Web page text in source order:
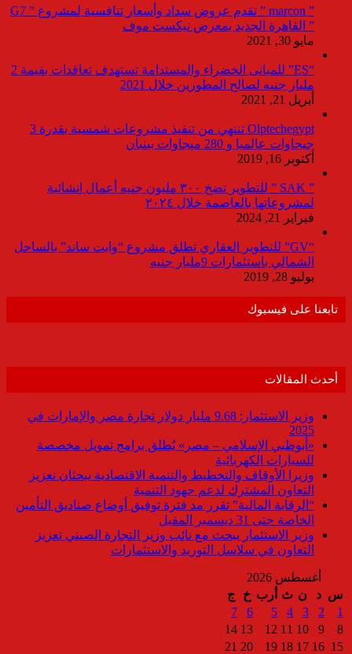
” marcon ” تقدم عروض سداد وأسعار تنافسية لمشروع ” G7
” القاهرة الجديد بمعرض نيكست موف
مايو 30, 2021
“ES” للمبانى الخضراء والمستدامة تستهدف تعاقدات بقيمة 2
مليار جنيه لصالح المطورين خلال 2021
أبريل 21, 2021
Olptechegypt تنتهي من تنفيذ مشروعات شمسية بقدرة 3
جيجاوات عالميا و 280 ميجاوات ببنبان
أكتوبر 16, 2019
” SAK ” للتطوير تضخ ٣٠٠ مليون جنيه أعمال انشائية
لمشروعاتها بالعاصمة خلال ٢٠٢٤
فبراير 21, 2024
“GV” للتطوير العقاري تطلق مشروع “وايت ساند” بالساحل
الشمالي باستثمارات 9مليار جنيه
يوليو 28, 2019
تابعنا على فيسبوك
أحدث المقالات
وزير الاستثمار: 9.68 مليار دولار تجارة مصر والإمارات في
2025
«أبوظبي الإسلامي – مصر» يُطلق برامج تمويل مخصصة
للسيارات الكهربائية
وزيرا الأوقاف والتخطيط والتنمية الاقتصادية يبحثان تعزيز
التعاون المشترك لدعم جهود التنمية
“الرقابة المالية” تقرر مد فترة توفيق أوضاع صناديق التأمين
الخاصة حتى 31 ديسمبر المقبل
وزير الاستثمار يبحث مع نائب وزير التجارة الصيني تعزيز
التعاون في سلاسل التوريد والاستثمارات
أغسطس 2026
س د ن ث أرب خ
ج
1
2
3
4
5
6
7
8
9
10
11
12
13
14
15
16
17
18
19
20
21